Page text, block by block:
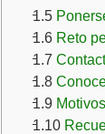
1.5
1.6 Reto
1.7
1.8
1.9
1.10